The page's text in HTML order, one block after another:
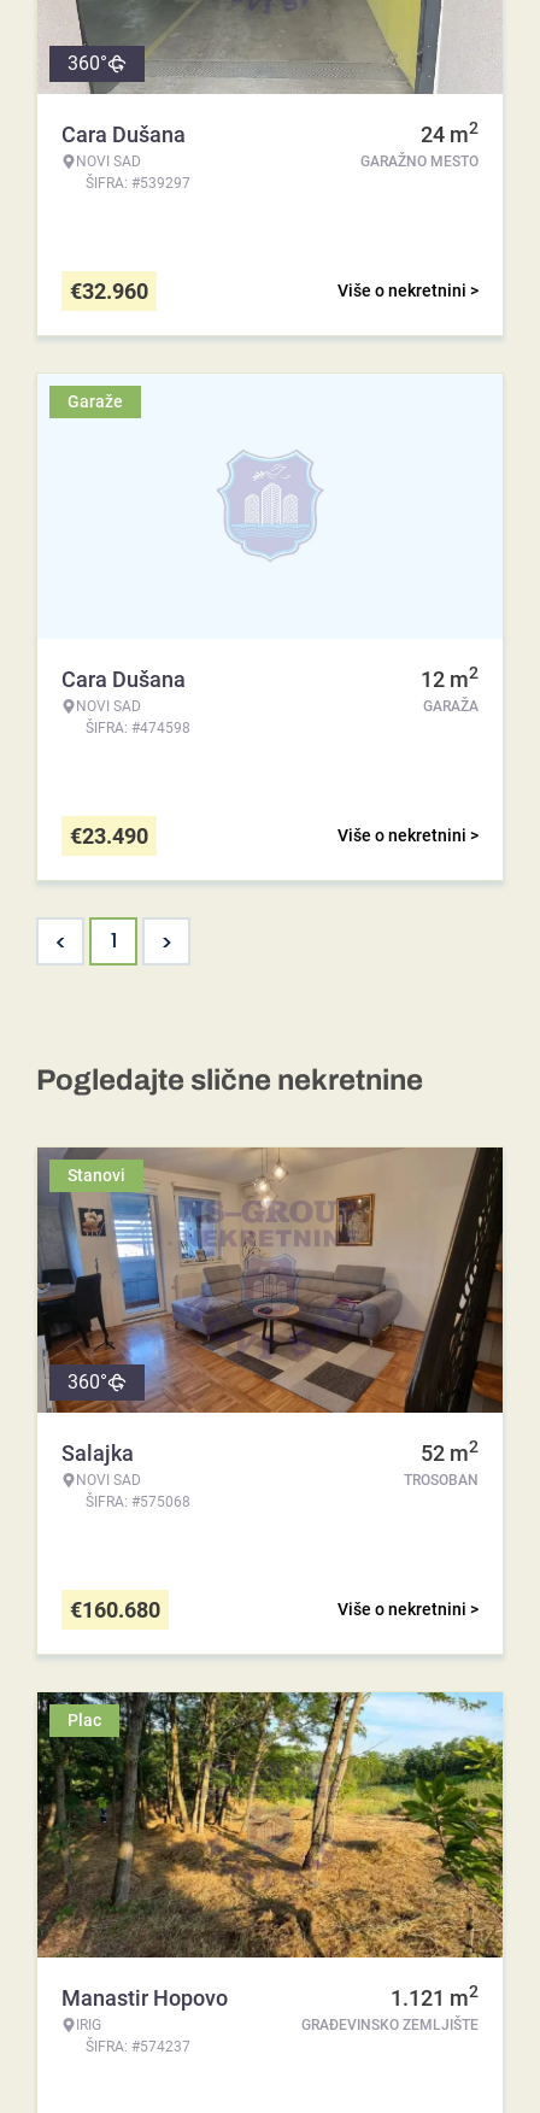
360°
Cara Dušana
NOVI SAD
ŠIFRA: #539297
24 m2
GARAŽNO MESTO
Više o nekretnini >
€32.960
Garaže
Cara Dušana
NOVI SAD
ŠIFRA: #474598
12 m2
GARAŽA
Više o nekretnini >
€23.490
< 1 >
Pogledajte slične nekretnine
Stanovi
360°
Salajka
NOVI SAD
ŠIFRA: #575068
52 m2
TROSOBAN
Više o nekretnini >
€160.680
Plac
Manastir Hopovo
IRIG
ŠIFRA: #574237
1.121 m2
GRAĐEVINSKO ZEMLJIŠTE